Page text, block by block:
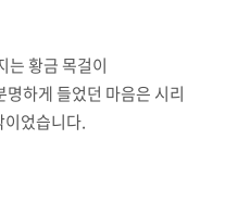
는 황금 목걸이
하게 들었던 마음은 시리
었습니다.